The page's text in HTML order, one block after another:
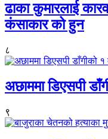
ढाका कुमारलाई
कंसाकार को हुन
८
अछाममा डिएसपी
९